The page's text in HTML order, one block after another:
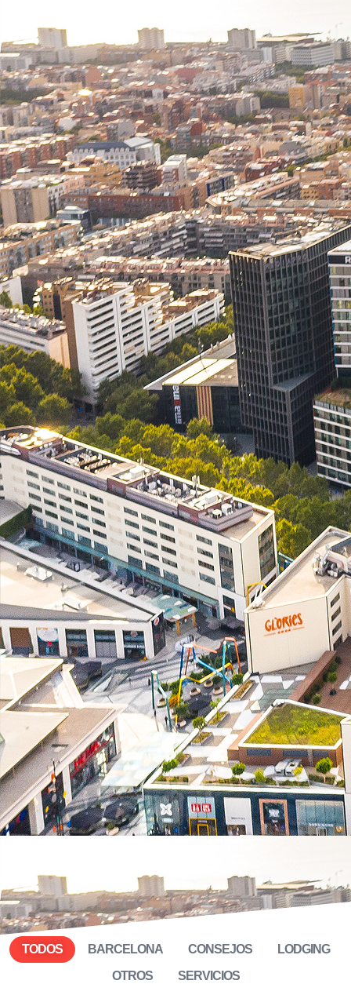
BARCELONA CONSEJOS
LODGING
OTROS
SERVICIOS
TODOS